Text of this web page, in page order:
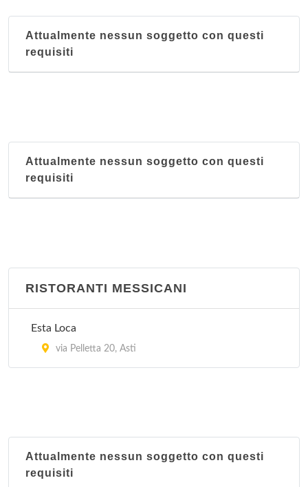
Attualmente nessun soggetto con questi
requisiti
Attualmente nessun soggetto con questi
requisiti
RISTORANTI MESSICANI
Esta Loca
via Pelletta 20, Asti
Attualmente nessun soggetto con questi
requisiti